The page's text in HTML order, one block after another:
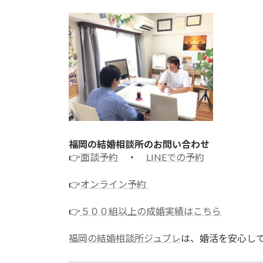
福岡の結婚相談所のお問い合わせ
👉面談予約 ・ LINEでの予約
👉オンライン予約
👉 ５００組以上の成婚実績はこちら
福岡の結婚相談所ジュブレは、婚活を安心し